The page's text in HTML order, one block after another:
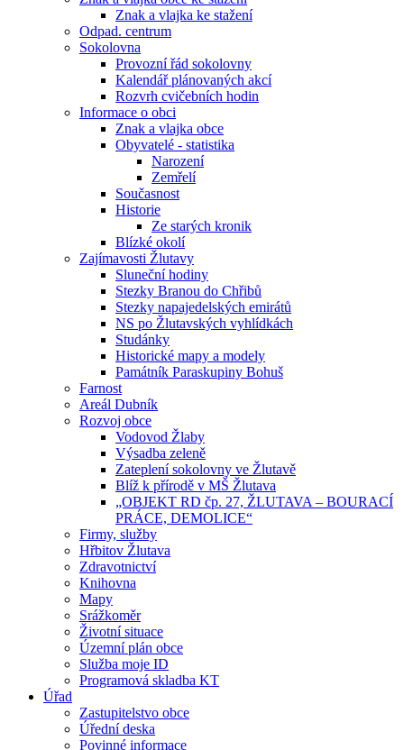
Znak a vlajka ke stažení
Odpad. centrum
Sokolovna
Provozní řád sokolovny
Kalendář plánovaných akcí
Rozvrh cvičebních hodin
Informace o obci
Znak a vlajka obce
Obyvatelé - statistika
Narození
Zemřelí
Současnost
Historie
Ze starých kronik
Blízké okolí
Zajímavosti Žlutavy
Sluneční hodiny
Stezky Branou do Chřibů
Stezky napajedelských emirátů
NS po Žlutavských vyhlídkách
Studánky
Historické mapy a modely
Památník Paraskupiny Bohuš
Farnost
Areál Dubník
Rozvoj obce
Vodovod Žlaby
Výsadba zeleně
Zateplení sokolovny ve Žlutavě
Blíž k přírodě v MŠ Žlutava
„OBJEKT RD čp. 27, ŽLUTAVA – BOURACÍ
PRÁCE, DEMOLICE“
Firmy, služby
Hřbitov Žlutava
Zdravotnictví
Knihovna
Mapy
Srážkoměr
Životní situace
Územní plán obce
Služba moje ID
Programová skladba KT
Úřad
Zastupitelstvo obce
Úřední deska
Povinné informace